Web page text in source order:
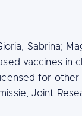
Sabrina;
vaccines in
for
Joint